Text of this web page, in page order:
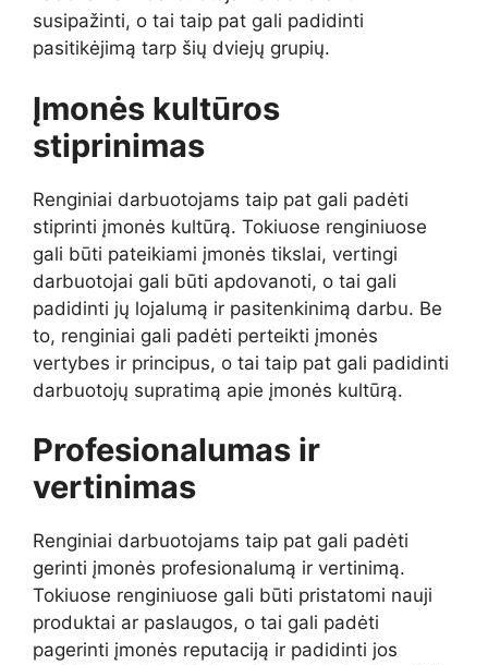
susipažinti, o tai taip pat gali padidinti
pasitikėjimą tarp šių dviejų grupių.
Įmonės kultūros
stiprinimas
Renginiai darbuotojams taip pat gali padėti
stiprinti įmonės kultūrą. Tokiuose renginiuose
gali būti pateikiami įmonės tikslai, vertingi
darbuotojai gali būti apdovanoti, o tai gali
padidinti jų lojalumą ir pasitenkinimą darbu. Be
to, renginiai gali padėti perteikti įmonės
vertybes ir principus, o tai taip pat gali padidinti
darbuotojų supratimą apie įmonės kultūrą.
Profesionalumas ir
vertinimas
Renginiai darbuotojams taip pat gali padėti
gerinti įmonės profesionalumą ir vertinimą.
Tokiuose renginiuose gali būti pristatomi nauji
produktai ar paslaugos, o tai gali padėti
pagerinti įmonės reputaciją ir padidinti jos